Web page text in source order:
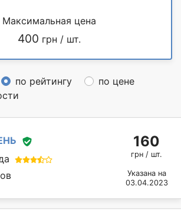
Максимальная цена
400 грн / шт.
по рейтингу
по цене
160
грн / шт.
Указана на
03.04.2023